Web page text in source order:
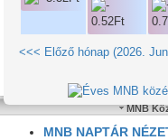
<<< Előző hónap (2026.
MNB
MNB NAPTÁR